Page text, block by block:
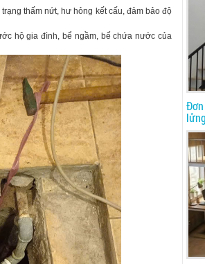
thấm nứt, hư hỏng kết cấu, đảm bảo độ
hộ gia đình, bể ngầm, bể chứa nước của
Đơn